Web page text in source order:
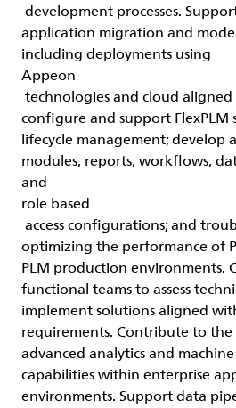
development processes.
application migration and
including deployments using
Appeon
technologies and cloud aligned
configure and support FlexPLM
lifecycle management; develop
modules, reports, workflows,
and
role based
access configurations; and
optimizing the performance of
PLM production environments.
functional teams to assess
implement solutions aligned
requirements. Contribute to
advanced analytics and
capabilities within enterprise
environments. Support data